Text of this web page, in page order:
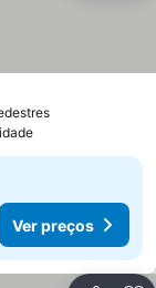
Ver preços